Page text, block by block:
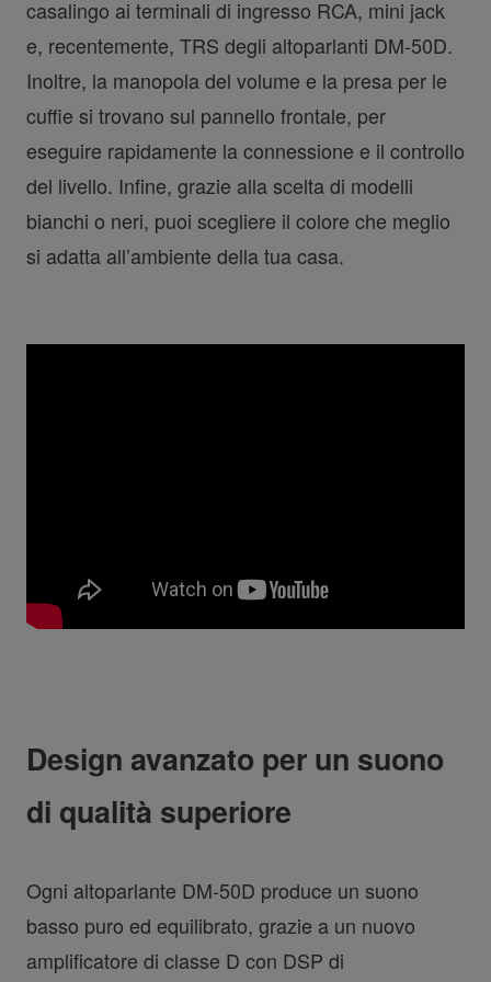
casalingo ai terminali di ingresso RCA, mini jack
e, recentemente, TRS degli altoparlanti DM-50D.
Inoltre, la manopola del volume e la presa per le
cuffie si trovano sul pannello frontale, per
eseguire rapidamente la connessione e il controllo
del livello. Infine, grazie alla scelta di modelli
bianchi o neri, puoi scegliere il colore che meglio
si adatta all’ambiente della tua casa.
Design avanzato per un suono
di qualità superiore
Ogni altoparlante DM-50D produce un suono
basso puro ed equilibrato, grazie a un nuovo
amplificatore di classe D con DSP di